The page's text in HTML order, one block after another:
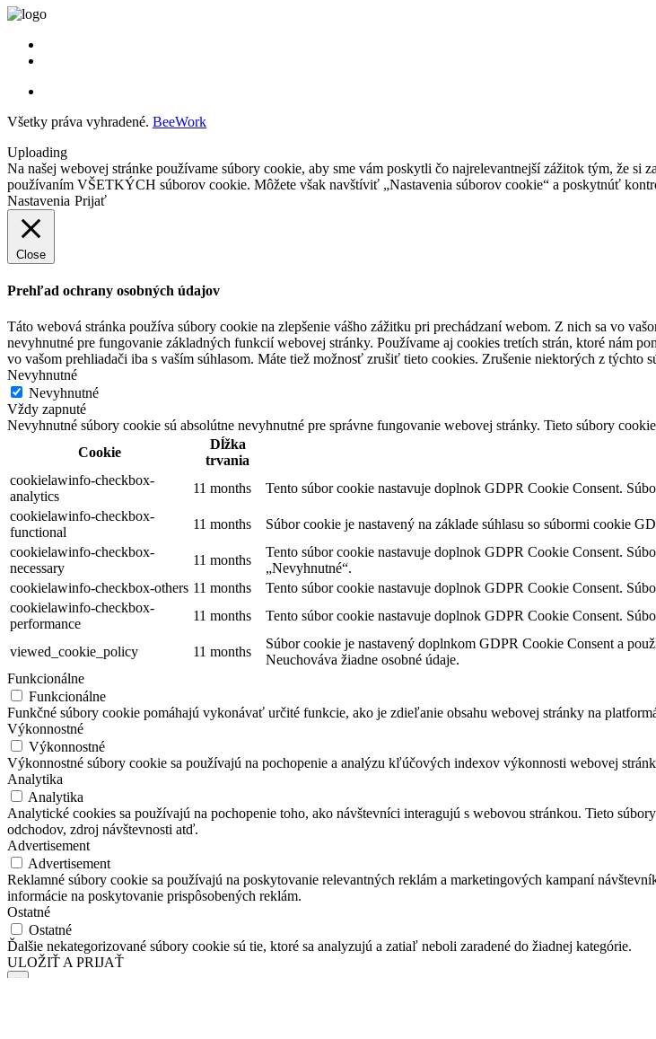
Všetky práva vyhradené. BeeWork
Uploading
Na našej webovej stránke používame súbory cookie, aby sme vám poskytli čo najrelevantnejší zážitok tým, že si
používaním VŠETKÝCH súborov cookie. Môžete však navštíviť „Nastavenia súborov cookie“ a poskytnúť
Nastavenia Prijať
Close
Prehľad ochrany osobných údajov
Táto webová stránka používa súbory cookie na zlepšenie vášho zážitku pri prechádzaní webom. Z nich sa vo
nevyhnutné pre fungovanie základných funkcií webovej stránky. Používame aj cookies tretích strán, ktoré nám
vo vašom prehliadači iba s vaším súhlasom. Máte tiež možnosť zrušiť tieto cookies. Zrušenie niektorých z
Nevyhnutné
Nevyhnutné
Vždy zapnuté
Nevyhnutné súbory cookie sú absolútne nevyhnutné pre správne fungovanie webovej stránky. Tieto súbory
Cookie
Dĺžka
trvania
cookielawinfo-checkbox-
analytics
11 months
Tento súbor cookie nastavuje doplnok GDPR Cookie Consent.
cookielawinfo-checkbox-
functional
11 months
Súbor cookie je nastavený na základe súhlasu so súbormi cookie
cookielawinfo-checkbox-
necessary
11 months
Tento súbor cookie nastavuje doplnok GDPR Cookie Consent.
„Nevyhnutné“.
cookielawinfo-checkbox-others 11 months
Tento súbor cookie nastavuje doplnok GDPR Cookie Consent.
cookielawinfo-checkbox-
performance
11 months Tento súbor cookie nastavuje doplnok GDPR Cookie Consent.
viewed_cookie_policy 11 months
Súbor cookie je nastavený doplnkom GDPR Cookie Consent a
Neuchováva žiadne osobné údaje.
Funkcionálne
Funkcionálne
Funkčné súbory cookie pomáhajú vykonávať určité funkcie, ako je zdieľanie obsahu webovej stránky na
Výkonnostné
Výkonnostné
Výkonnostné súbory cookie sa používajú na pochopenie a analýzu kľúčových indexov výkonnosti webovej
Analytika
Analytika
Analytické cookies sa používajú na pochopenie toho, ako návštevníci interagujú s webovou stránkou. Tieto
odchodov, zdroj návštevnosti atď.
Advertisement
Advertisement
Reklamné súbory cookie sa používajú na poskytovanie relevantných reklám a marketingových kampaní
informácie na poskytovanie prispôsobených reklám.
Ostatné
Ostatné
Ďalšie nekategorizované súbory cookie sú tie, ktoré sa analyzujú a zatiaľ neboli zaradené do žiadnej kategórie.
ULOŽIŤ A PRIJAŤ
×